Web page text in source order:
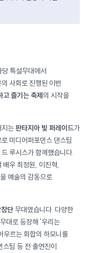
특설무대에서
사회로 진행된 이번
고 즐기는 축제의 시작을
지는판타지아 빛 퍼레이드가
단 무대였습니다. 다양한
대로 등장해 '우리는
우르는 화합의 하모니를
스팀 등 전 출연진이